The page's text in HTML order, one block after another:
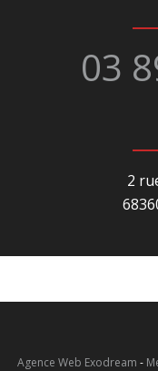
03
2
Agence Web Exodream -